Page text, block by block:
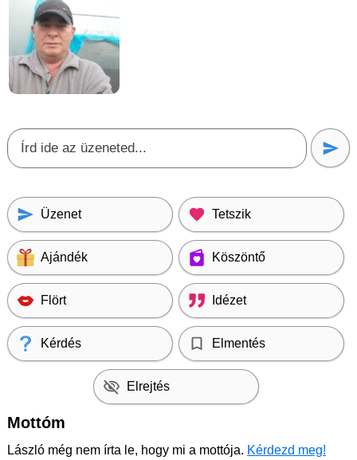
Üzenet Tetszik
Ajándék Köszöntő
Flört Idézet
Kérdés Elmentés
Elrejtés
Mottóm
László még nem írta le, hogy mi a mottója. Kérdezd meg!